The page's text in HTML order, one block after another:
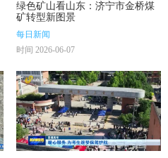
绿色矿山看山东：济宁市金桥煤
矿转型新图景
每日新闻
时间 2026-06-07